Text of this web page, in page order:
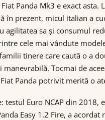
Panda Mk3 e exact asta.
în prezent, micul italian a
agilitatea sa și consumul
cele mai vândute
tinere care caută o a
manevrabilă. Tocmai de
Panda potrivit merită o
testul Euro NCAP din 2018,
Easy 1.2 Fire, a acordat